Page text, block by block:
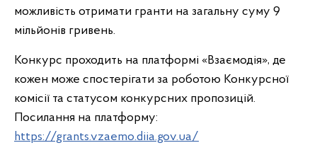
можливість отримати гранти на загальну суму 9
мільйонів гривень.
Конкурс проходить на платформі «Взаємодія», де
кожен може спостерігати за роботою Конкурсної
комісії та статусом конкурсних пропозицій.
Посилання на платформу:
https://grants.vzaemo.diia.gov.ua/